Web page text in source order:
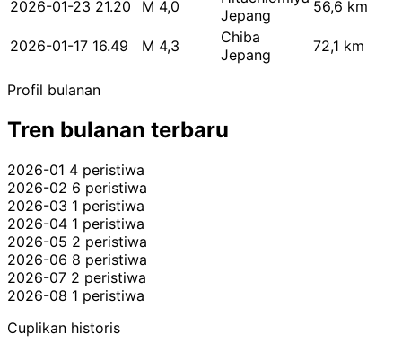
2026-01-23 21.20 M 4,0
Jepang
56,6 km
2026-01-17 16.49 M 4,3
Chiba
Jepang
72,1 km
Profil bulanan
Tren bulanan terbaru
2026-01 4 peristiwa
2026-02 6 peristiwa
2026-03 1 peristiwa
2026-04 1 peristiwa
2026-05 2 peristiwa
2026-06 8 peristiwa
2026-07 2 peristiwa
2026-08 1 peristiwa
Cuplikan historis